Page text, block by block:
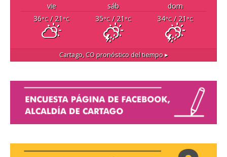
vie sáb
dom
36°C/ 21 °C 35°C/ 21 °C 34°C/ 21 °C
Cartago, COpronóstico del tiempo ▸